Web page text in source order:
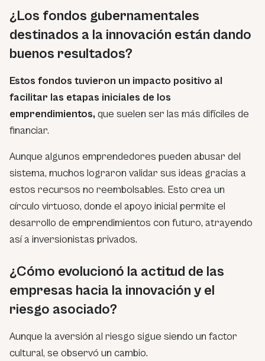
¿Los fondos gubernamentales
destinados a la innovación están dando
buenos resultados?
Estos fondos tuvieron un impacto positivo al
facilitar las etapas iniciales de los
emprendimientos, que suelen ser las más difíciles de
financiar.
Aunque algunos emprendedores pueden abusar del
sistema, muchos lograron validar sus ideas gracias a
estos recursos no reembolsables. Esto crea un
círculo virtuoso, donde el apoyo inicial permite el
desarrollo de emprendimientos con futuro, atrayendo
así a inversionistas privados.
¿Cómo evolucionó la actitud de las
empresas hacia la innovación y el
riesgo asociado?
Aunque la aversión al riesgo sigue siendo un factor
cultural, se observó un cambio.